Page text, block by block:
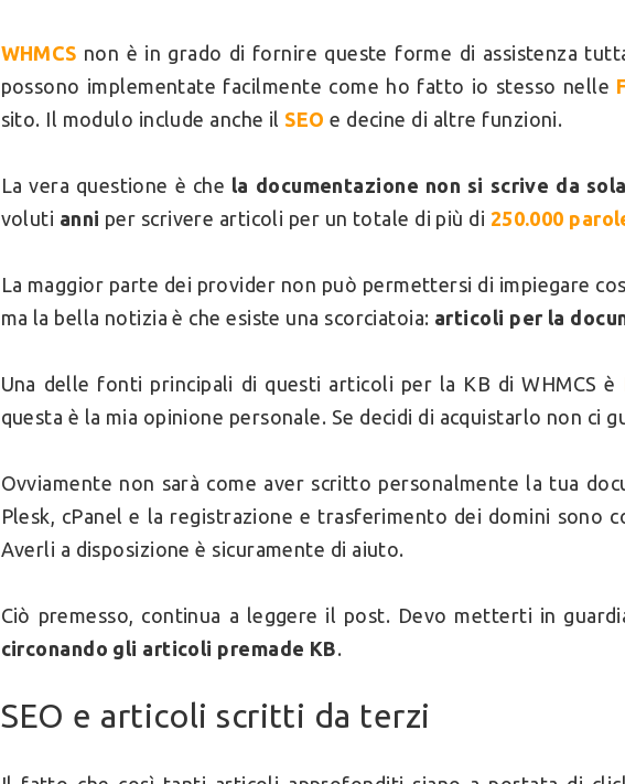
WHMCS non è in grado di fornire queste forme di assistenza
possono implementate facilmente come ho fatto io stesso nelle
sito. Il modulo include anche il SEO e decine di altre funzioni.
La vera questione è che la documentazione non si scrive da sola
voluti anni per scrivere articoli per un totale di più di 250.000
La maggior parte dei provider non può permettersi di impiegare
ma la bella notizia è che esiste una scorciatoia: articoli per la
Una delle fonti principali di questi articoli per la KB di WHMCS è
questa è la mia opinione personale. Se decidi di acquistarlo non ci
Ovviamente non sarà come aver scritto personalmente la tua
Plesk, cPanel e la registrazione e trasferimento dei domini sono
Averli a disposizione è sicuramente di aiuto.
Ciò premesso, continua a leggere il post. Devo metterti in
circonando gli articoli premade KB.
SEO e articoli scritti da terzi